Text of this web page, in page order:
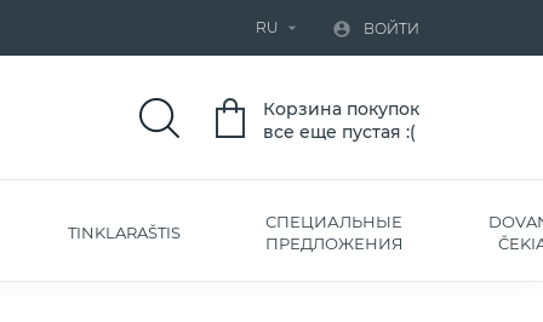
RU   ВОЙТИ
Корзина покупок
все еще пустая :(
TINKLARAŠTIS
СПЕЦИАЛЬНЫЕ
ПРЕДЛОЖЕНИЯ